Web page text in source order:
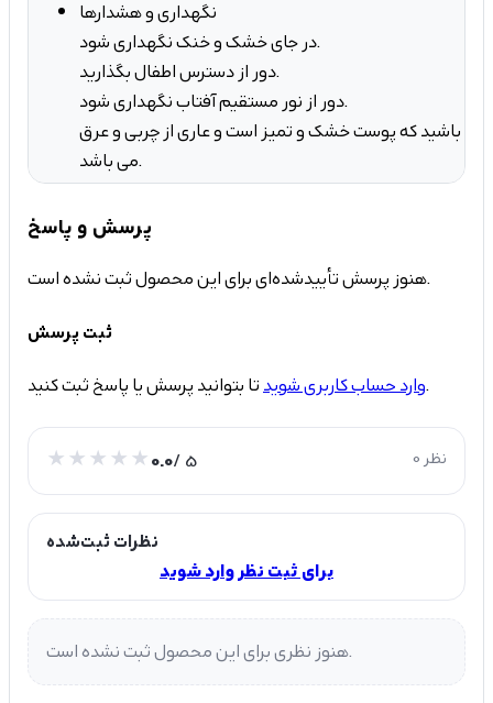
نگهداری و هشدارها
در جای خشک و خنک نگهداری شود.
دور از دسترس اطفال بگذارید.
دور از نور مستقیم آفتاب نگهداری شود.
باشید که پوست خشک و تمیز است و عاری از چربی و عرق
می باشد.
پرسش و پاسخ
هنوز پرسش تأییدشده‌ای برای این محصول ثبت نشده است.
ثبت پرسش
وارد حساب کاربری شویدتا بتوانید پرسش یا پاسخ ثبت کنید.
0.0/ 5 0 نظر
نظرات ثبت‌شده
برای ثبت نظر وارد شوید
هنوز نظری برای این محصول ثبت نشده است.